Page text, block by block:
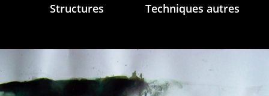
Structures Techniques autres